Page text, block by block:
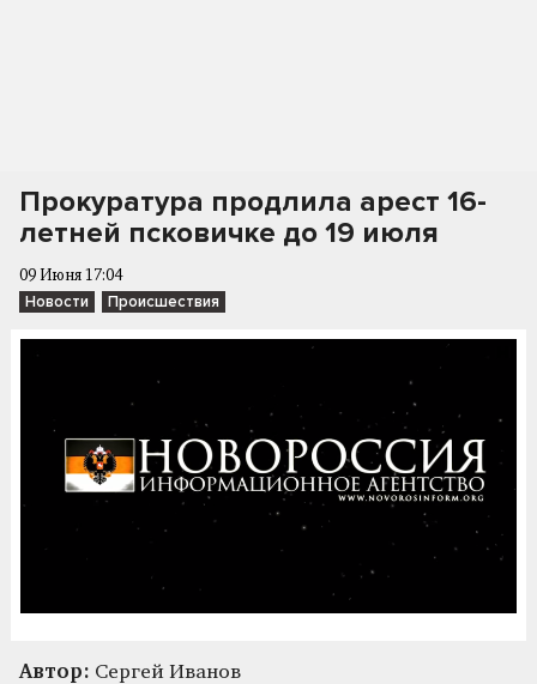
Прокуратура продлила арест 16-
летней псковичке до 19 июля
09 Июня 17:04
Новости Происшествия
Автор: Сергей Иванов